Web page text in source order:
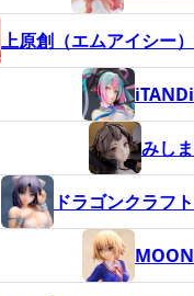
上原創（エムアイシー）
iTANDi
みしま
ドラゴンクラフト
MOON